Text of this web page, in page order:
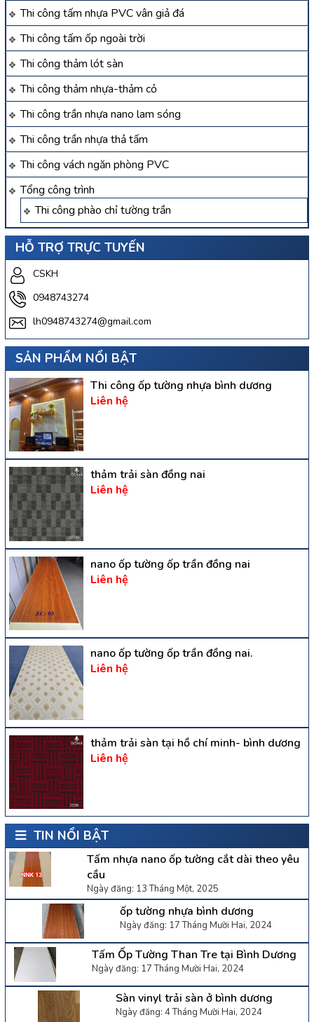
Thi công tấm nhựa PVC vân giả đá
Thi công tấm ốp ngoài trời
Thi công thảm lót sàn
Thi công thảm nhựa-thảm cỏ
Thi công trần nhựa nano lam sóng
Thi công trần nhựa thả tấm
Thi công vách ngăn phòng PVC
Tổng công trình
Thi công phào chỉ tường trần
HỖ TRỢ TRỰC TUYẾN
CSKH
0948743274
lh0948743274@gmail.com
SẢN PHẨM NỔI BẬT
Thi công ốp tường nhựa bình dương
Liên hệ
thảm trải sàn đồng nai
Liên hệ
nano ốp tường ốp trần đồng nai
Liên hệ
nano ốp tường ốp trần đồng nai.
Liên hệ
thảm trải sàn tại hồ chí minh- bình dương
Liên hệ
TIN NỔI BẬT
Tấm nhựa nano ốp tường cắt dài theo yêu
cầu
Ngày đăng: 13 Tháng Một, 2025
ốp tường nhựa bình dương
Ngày đăng: 17 Tháng Mười Hai, 2024
Tấm Ốp Tường Than Tre tại Bình Dương
Ngày đăng: 17 Tháng Mười Hai, 2024
Sàn vinyl trải sàn ở bình dương
Ngày đăng: 4 Tháng Mười Hai, 2024